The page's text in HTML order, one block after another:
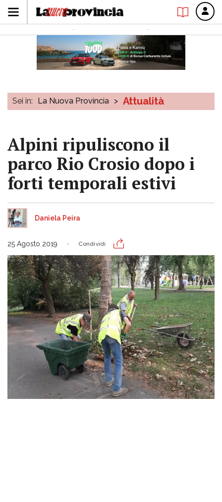
Sei in: La Nuova Provincia > Attualità
Alpini ripuliscono il
parco Rio Crosio dopo i
forti temporali estivi
Daniela Peira
25 Agosto 2019 Condividi